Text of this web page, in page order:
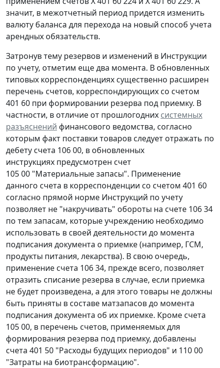
значит, в межотчетный период придется изменить
валюту баланса для перехода на новый способ учета
арендных обязательств.
Затронув тему резервов и изменений в Инструкции
по учету, отметим еще два момента. В обновленных
типовых корреспонденциях существенно расширен
перечень счетов, корреспондирующих со счетом
401 60 при формировании резерва под приемку. В
частности, в отличие от прошлогодних системных
разъяснений финансового ведомства, согласно
которым факт поставки товаров следует отражать по
дебету счета 106 00, в обновленных
инструкциях предусмотрен счет
105 00 "Материальные запасы". Применение
данного счета в корреспонденции со счетом 401 60
согласно прямой норме Инструкций по учету
позволяет не "накручивать" обороты на счете 106 34
по тем запасам, которые учреждению необходимо
использовать в своей деятельности до момента
подписания документа о приемке (например, ГСМ,
продукты питания, лекарства). В свою очередь,
применение счета 106 34, прежде всего, позволяет
отразить списание резерва в случае, если приемка
не будет произведена, а для этого товары не должны
быть приняты в составе матзапасов до момента
подписания документа об их приемке. Кроме счета
105 00, в перечень счетов, применяемых для
формирования резерва под приемку, добавлены
счета 401 50 "Расходы будущих периодов" и 110 00
"Затраты на биотрансформацию".